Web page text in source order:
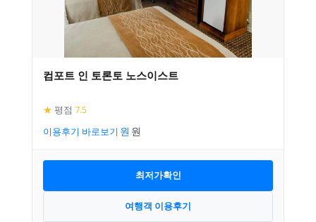
컴포트 인 토론토 노스이스트
★ 평점 7.5
이용후기 바로보기
최저가확인
여행객 이용후기